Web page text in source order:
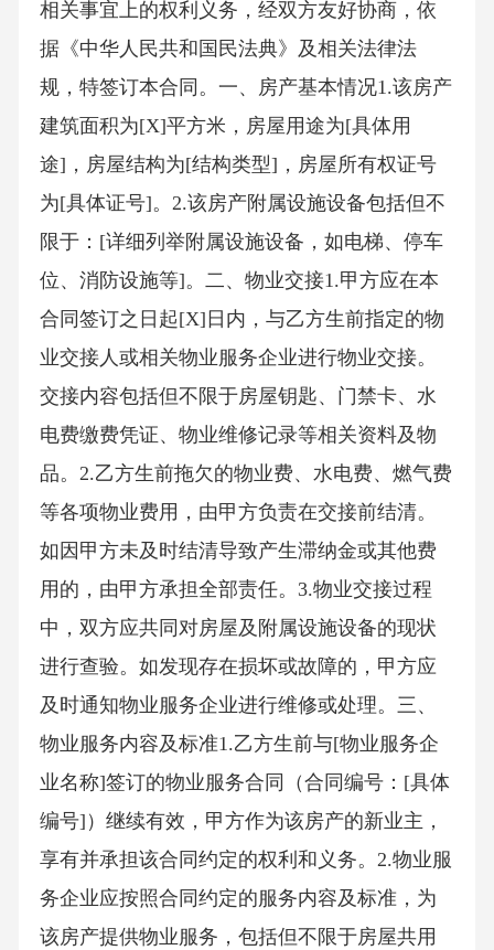
相关事宜上的权利义务，经双方友好协商，依
据《中华人民共和国民法典》及相关法律法
规，特签订本合同。一、房产基本情况1.该房产
建筑面积为[X]平方米，房屋用途为[具体用
途]，房屋结构为[结构类型]，房屋所有权证号
为[具体证号]。2.该房产附属设施设备包括但不
限于：[详细列举附属设施设备，如电梯、停车
位、消防设施等]。二、物业交接1.甲方应在本
合同签订之日起[X]日内，与乙方生前指定的物
业交接人或相关物业服务企业进行物业交接。
交接内容包括但不限于房屋钥匙、门禁卡、水
电费缴费凭证、物业维修记录等相关资料及物
品。2.乙方生前拖欠的物业费、水电费、燃气费
等各项物业费用，由甲方负责在交接前结清。
如因甲方未及时结清导致产生滞纳金或其他费
用的，由甲方承担全部责任。3.物业交接过程
中，双方应共同对房屋及附属设施设备的现状
进行查验。如发现存在损坏或故障的，甲方应
及时通知物业服务企业进行维修或处理。三、
物业服务内容及标准1.乙方生前与[物业服务企
业名称]签订的物业服务合同（合同编号：[具体
编号]）继续有效，甲方作为该房产的新业主，
享有并承担该合同约定的权利和义务。2.物业服
务企业应按照合同约定的服务内容及标准，为
该房产提供物业服务，包括但不限于房屋共用